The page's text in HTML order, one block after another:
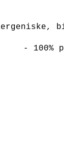
- 100%